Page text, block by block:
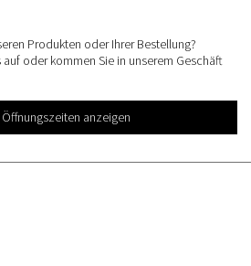
Produkten oder Ihrer Bestellung?
oder kommen Sie in unserem Geschäft
Öffnungszeiten anzeigen